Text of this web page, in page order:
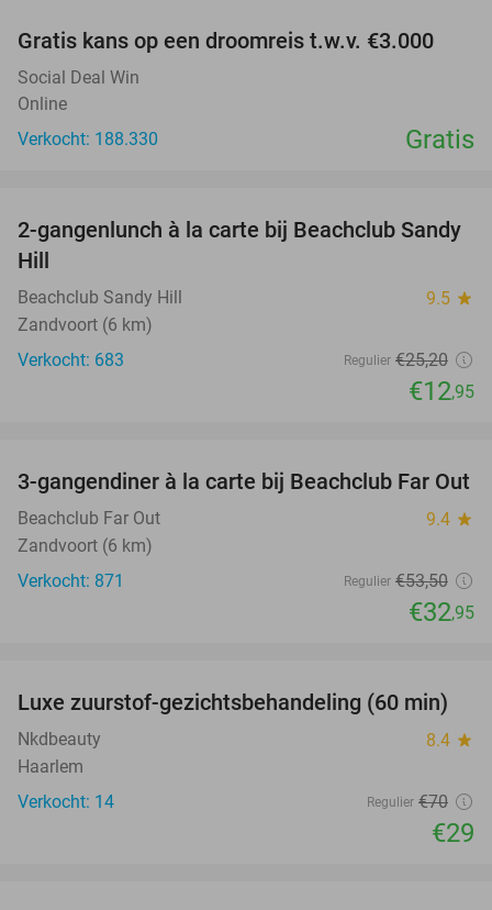
Gratis kans op een droomreis t.w.v. €3.000
Social Deal Win
Online
Verkocht: 188.330
Gratis
49%
2-gangenlunch à la carte bij Beachclub Sandy
Hill
Beachclub Sandy Hill 9.5 star
Zandvoort (6 km)
Verkocht: 683
Regulier €25,20
€12,95
38%
3-gangendiner à la carte bij Beachclub Far Out
Beachclub Far Out 9.4 star
Zandvoort (6 km)
Verkocht: 871
Regulier €53,50
€32,95
59%
Luxe zuurstof-gezichtsbehandeling (60 min)
Nkdbeauty 8.4 star
Haarlem
Verkocht: 14
Regulier €70
€29